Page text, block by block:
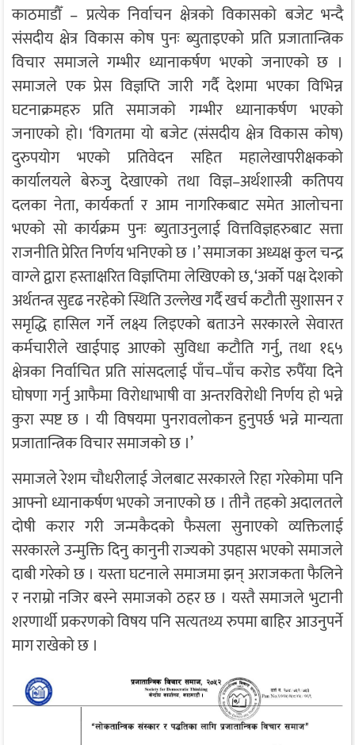
काठमाडौँ – प्रत्येक निर्वाचन क्षेत्रको विकासको बजेट भन्दै
संसदीय क्षेत्र विकास कोष पुनः ब्युताइएको प्रति प्रजातान्त्रिक
विचार समाजले गम्भीर ध्यानाकर्षण भएको जनाएको छ ।
समाजले एक प्रेस विज्ञप्ति जारी गर्दै देशमा भएका विभिन्न
घटनाक्रमहरु प्रति समाजको गम्भीर ध्यानाकर्षण भएको
जनाएको हो। ‘विगतमा यो बजेट (संसदीय क्षेत्र विकास कोष)
दुरुपयोग भएको प्रतिवेदन सहित महालेखापरीक्षकको
कार्यालयले बेरुजुु देखाएको तथा विज्ञ–अर्थशास्त्री कतिपय
दलका नेता, कार्यकर्ता र आम नागरिकबाट समेत आलोचना
भएको सो कार्यक्रम पुनः ब्युताउनुलाई वित्तविज्ञहरुबाट सत्ता
राजनीति प्रेरित निर्णय भनिएको छ ।’ समाजका अध्यक्ष कुल चन्द्र
वाग्ले द्वारा हस्ताक्षरित विज्ञप्तिमा लेखिएको छ, ‘अर्को पक्ष देशको
अर्थतन्त्र सुदृढ नरहेको स्थिति उल्लेख गर्दै खर्च कटौती सुशासन र
समृद्धि हासिल गर्ने लक्ष्य लिइएको बताउने सरकारले सेवारत
कर्मचारीले खाईपाइ आएको सुविधा कटौति गर्नु, तथा १६५
क्षेत्रका निर्वाचित प्रति सांसदलाई पाँच–पाँच करोड रुपैँया दिने
घोषणा गर्नु आफैमा विरोधाभाषी वा अन्तरविरोधी निर्णय हो भन्ने
कुरा स्पष्ट छ । यी विषयमा पुनरावलोकन हुनुपर्छ भन्ने मान्यता
प्रजातान्त्रिक विचार समाजको छ ।’
समाजले रेशम चौधरीलाई जेलबाट सरकारले रिहा गरेकोमा पनि
आफ्नो ध्यानाकर्षण भएको जनाएको छ । तीनै तहको अदालतले
दोषी करार गरी जन्मकैदको फैसला सुनाएको व्यक्तिलाई
सरकारले उन्मुक्ति दिनु कानुनी राज्यको उपहास भएको समाजले
दाबी गरेको छ । यस्ता घटनाले समाजमा झन् अराजकता फैलिने
र नराम्रो नजिर बस्ने समाजको ठहर छ । यस्तै समाजले भुटानी
शरणार्थी प्रकरणको विषय पनि सत्यतथ्य रुपमा बाहिर आउनुपर्ने
माग राखेको छ ।